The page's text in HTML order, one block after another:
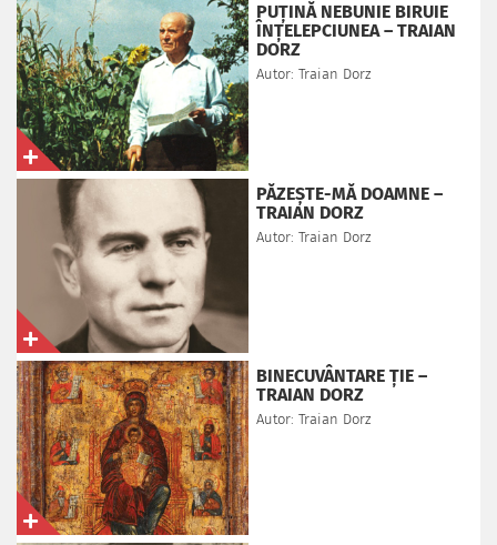
PUȚINĂ NEBUNIE BIRUIE
ÎNȚELEPCIUNEA – TRAIAN
DORZ
Autor: Traian Dorz
PĂZEȘTE-MĂ DOAMNE –
TRAIAN DORZ
Autor: Traian Dorz
BINECUVÂNTARE ȚIE –
TRAIAN DORZ
Autor: Traian Dorz